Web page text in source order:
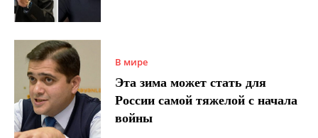
В мире
Эта зима может стать для
России самой тяжелой с начала
войны